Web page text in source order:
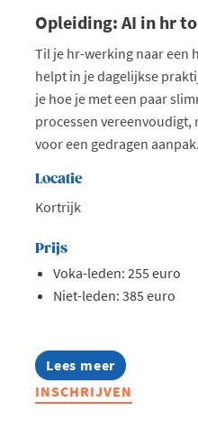
Opleiding: AI in hr
Til je hr-werking naar een
helpt in je dagelijkse
je hoe je met een paar
processen vereenvoudigt,
voor een gedragen aanpak.
Locatie
Kortrijk
Prijs
Voka-leden: 255 euro
Niet-leden: 385 euro
Lees meer
about
Opleiding:
AI
INSCHRIJVEN